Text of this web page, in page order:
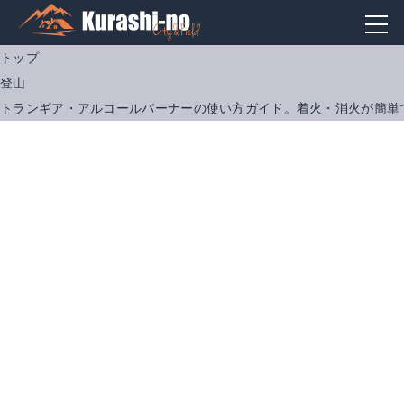
トップ
登山
トランギア・アルコールバーナーの使い方ガイド。着火・消火が簡